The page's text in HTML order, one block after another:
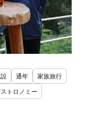
通年
家族旅行
トロノミー